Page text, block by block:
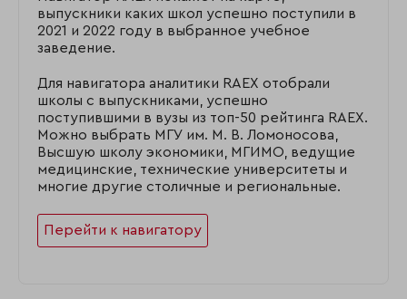
выпускники каких школ успешно поступили в
2021 и 2022 году в выбранное учебное
заведение.
Для навигатора аналитики RAEX отобрали
школы с выпускниками, успешно
поступившими в вузы из топ-50 рейтинга RAEX.
Можно выбрать МГУ им. М. В. Ломоносова,
Высшую школу экономики, МГИМО, ведущие
медицинские, технические университеты и
многие другие столичные и региональные.
Перейти к навигатору